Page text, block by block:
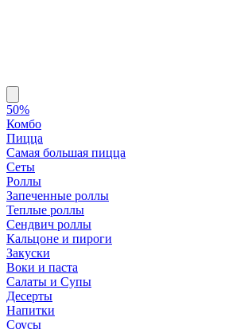
50%
Комбо
Пицца
Самая большая пицца
Сеты
Роллы
Запеченные роллы
Теплые роллы
Сендвич роллы
Кальцоне и пироги
Закуски
Воки и паста
Салаты и Супы
Десерты
Напитки
Соусы